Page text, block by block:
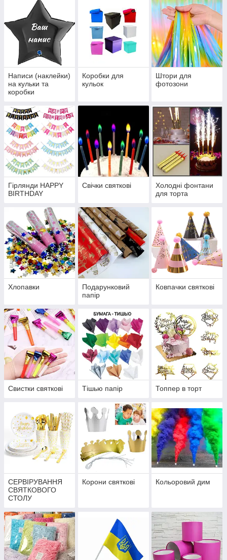
Написи (наклейки)
на кульки та
коробки
Коробки для
кульок
Штори для
фотозони
Гірлянди HAPPY
BIRTHDAY
Свічки святкові
Холодні фонтани
для торта
Хлопавки
Подарунковий
папір
Ковпачки святкові
Свистки святкові Тішью папір Топпер в торт
СЕРВІРУВАННЯ
СВЯТКОВОГО
СТОЛУ
Корони святкові Кольоровий дим